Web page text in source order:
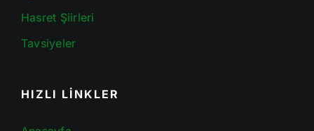
Hasret Şiirleri
Tavsiyeler
HIZLI LİNKLER